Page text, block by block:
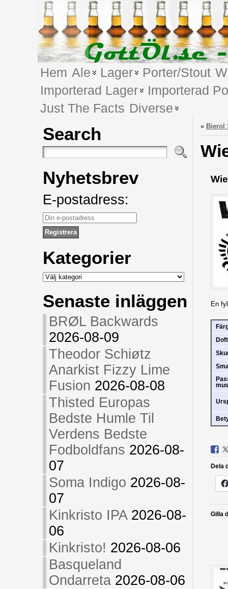
Hem Ale Lager Porter/Stout
Importerad Lager
Importerad
Just The Facts Diverse
Search
Nyhetsbrev
E-postadress:
Kategorier
Kategorier
Senaste inläggen
BRØL Backwards
2026-08-09
Theodor Schiøtz
Anarkist Fizzy Lime
Fusion 2026-08-08
Thisted Europas
Bedste Humle Til
Verdens Bedste
Fodboldfans 2026-08-
07
Soma Indigo 2026-08-
07
Kinkristo IPA 2026-08-
06
Kinkristo! 2026-08-06
Basqueland
Ondarreta 2026-08-06
« Bierol
En
Doft
Dela
Gilla